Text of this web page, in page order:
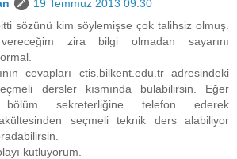
19 Temmuz 2013 09:30
sözünü kim söylemişse çok talihsiz olmuş.
vereceğim zira bilgi olmadan sayarını
cevapları ctis.bilkent.edu.tr adresindeki
dersler kısmında bulabilirsin. Eğer
bölüm sekreterliğine telefon ederek
seçmeli teknik ders alabiliyor
kutluyorum.